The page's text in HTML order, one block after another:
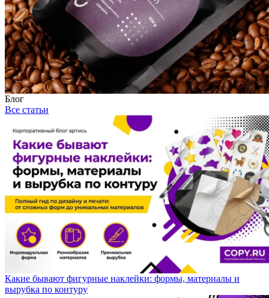
Блог
Все статьи
Какие бывают фигурные наклейки: формы, материалы и
вырубка по контуру